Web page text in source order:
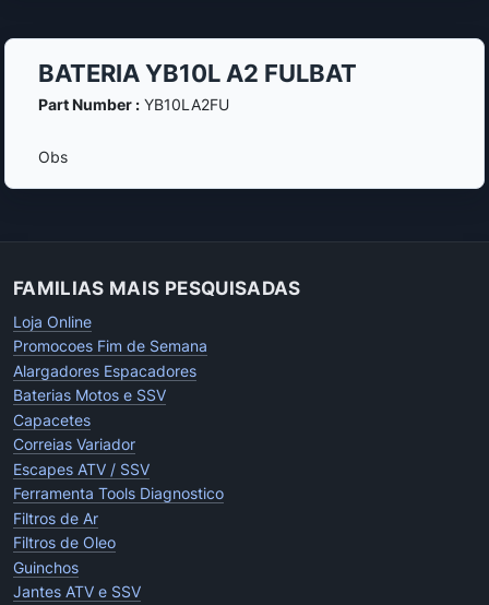
BATERIA YB10L A2 FULBAT
Part Number :YB10LA2FU
Obs
FAMILIAS MAIS PESQUISADAS
Loja Online
Promocoes Fim de Semana
Alargadores Espacadores
Baterias Motos e SSV
Capacetes
Correias Variador
Escapes ATV / SSV
Ferramenta Tools Diagnostico
Filtros de Ar
Filtros de Oleo
Guinchos
Jantes ATV e SSV